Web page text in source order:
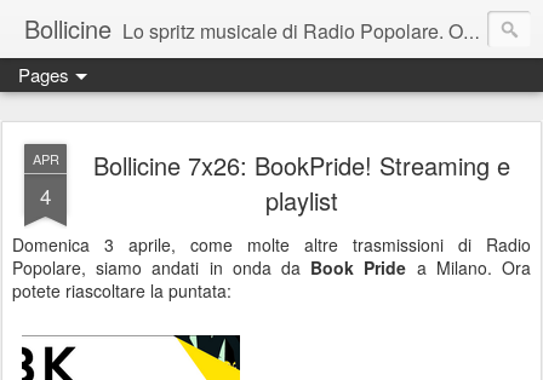
Bollicine Lo spritz musicale di Radio Popolare. Ogni domenica dalle 16.30 alle 17.30
Pages
APR
4
Bollicine 7x26: BookPride! Streaming e
playlist
Domenica 3 aprile, come molte altre trasmissioni di Radio
Popolare, siamo andati in onda da Book Pride a Milano. Ora
potete riascoltare la puntata: